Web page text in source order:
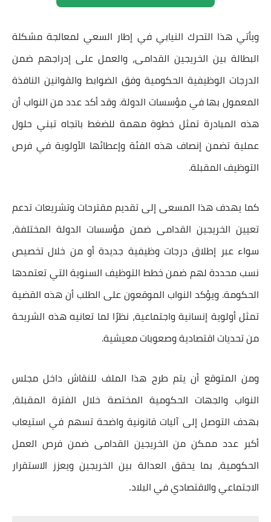
ويأتي هذا التحرك النيابي في إطار السعي لمعالجة مشكلة
البطالة بين الخريجين القدامى، والعمل على إدراجهم ضمن
الدرجات الوظيفية الحكومية وفق الضوابط والقوانين النافذة
المعمول بها في مؤسسات الدولة. وقد أكد عدد من النواب أن
هذه المبادرة تمثل خطوة مهمة للضغط باتجاه تبني حلول
عملية تضمن إنصاف هذه الفئة وإعطائها الأولوية في فرص
التوظيف المقبلة.
كما يهدف هذا المسعى إلىتقديم مقترحات وتشريعات تدعم
تعيين الخريجين القدامى ضمن مؤسسات الدولة المختلفة،
سواء عبر إطلاق درجات وظيفية جديدة أو من خلال تخصيص
نسب محددة لهم ضمن خطط التوظيف السنوية التي تعتمدها
الحكومة. ويؤكد النواب الموقعون على الطلب أن هذه القضية
تمثل أولوية إنسانية واجتماعية، نظرًا لما تعانيه هذه الشريحة
من تحديات اقتصادية وصعوبات معيشية.
ومن المتوقع أن يتم طرح هذا الملف للنقاش داخل مجلس
النواب والجهات الحكومية المختصة خلال الفترة المقبلة،
بهدف التوصل إلى آليات قانونية واضحة تسهم في استيعاب
أكبر عدد ممكن من الخريجين القدامى ضمن فرص العمل
الحكومية، بما يحقق العدالة بين الخريجين ويعزز الاستقرار
الاجتماعي والاقتصادي في البلاد.